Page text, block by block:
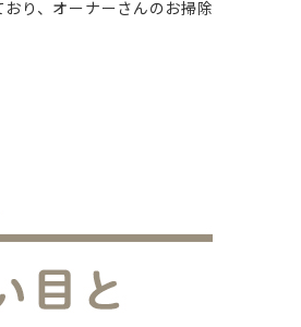
り、オーナーさんのお掃除